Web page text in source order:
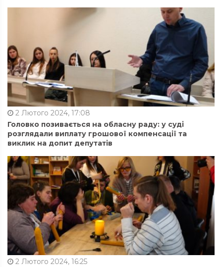
2 Лютого 2024, 17:08
Головко позивається на обласну раду: у суді
розглядали виплату грошової компенсації та
виклик на допит депутатів
2 Лютого 2024, 16:25